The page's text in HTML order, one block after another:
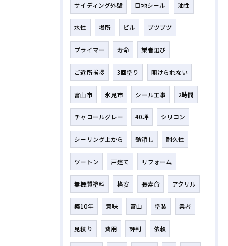
サイディング外壁 目地シール 油性
水性 場所 ビル ブツブツ
プライマー 寿命 業者選び
ご近所挨拶 3回塗り 開けられない
富山市 氷見市 シール工事 2時間
チャコールグレー 40坪 シリコン
シーリング上から 艶消し 耐久性
ツートン 戸建て リフォーム
無機質塗料 格安 長寿命 アクリル
築10年 意味 富山 塗装 業者
見積り 費用 評判 依頼